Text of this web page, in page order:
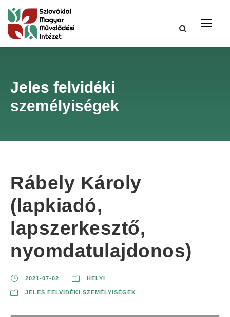
Jeles felvidéki
személyiségek
Rábely Károly
(lapkiadó,
lapszerkesztő,
nyomdatulajdonos)
2021-07-02 HELYI
JELES FELVIDÉKI SZEMÉLYISÉGEK